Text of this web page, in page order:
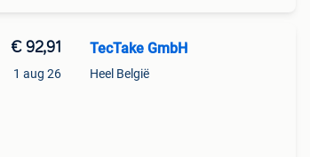
€ 92,91
1 aug 26
TecTake GmbH
Heel België